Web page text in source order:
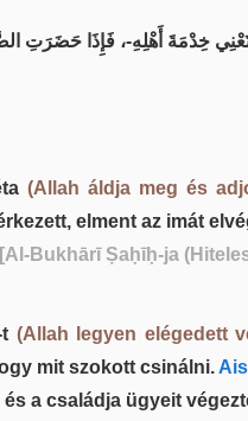
خِدْمَةَ أَهْلِهِ-، فَإِذَا حَضَرَتِ
(Allah áldja meg és
elment az imát
[Al-Bukhārī Ṣaḥīḥ-ja
(Allah legyen elégedett
mit szokott csinálni.
a családja ügyeit